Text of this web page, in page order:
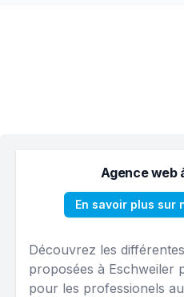
Agence web
En savoir plus sur
Découvrez les
proposées à Eschweiler
pour les professionels